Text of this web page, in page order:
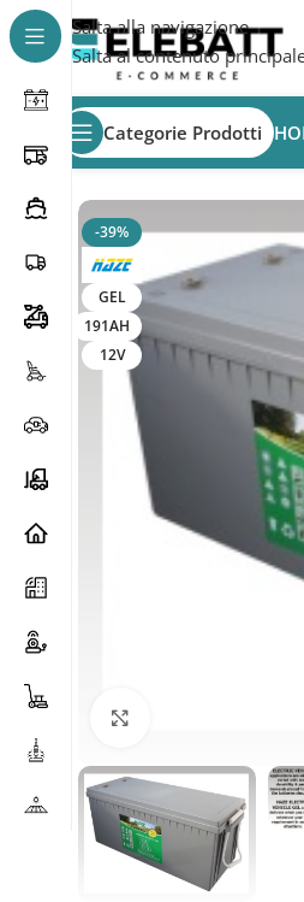
Salta alla navigazione
Salta al contenuto
Categorie Prodotti
Home/MACCHINE PULIZIA
-39%
GEL
191AH
12V